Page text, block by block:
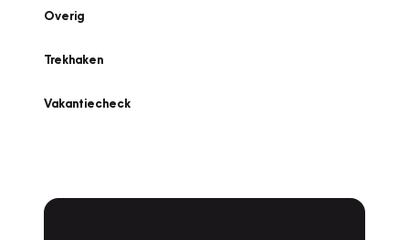
Overig
Trekhaken
Vakantiecheck